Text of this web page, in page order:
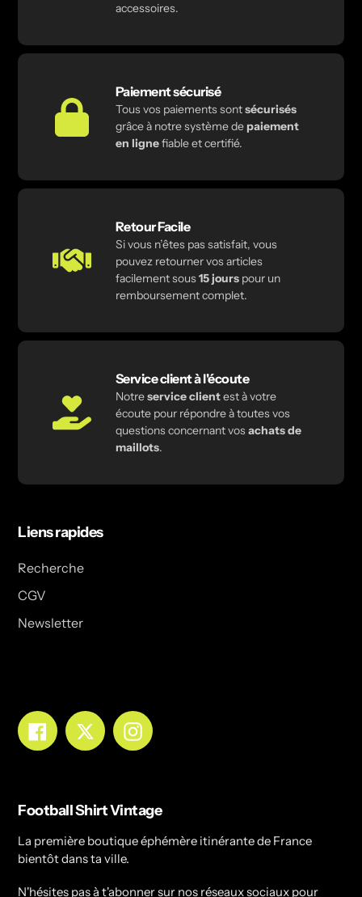
accessoires.
Paiement sécurisé
Tous vos paiements sontsécurisés
grâce à notre système depaiement
en lignefiable et certifié.
Retour Facile
Si vous n’êtes pas satisfait, vous
pouvez retourner vos articles
facilement sous15 jourspour un
remboursement complet.
Service client à l'écoute
Notreservice clientest à votre
écoute pour répondre à toutes vos
questions concernant vosachats de
maillots.
Liens rapides
Recherche
CGV
Newsletter
FacebookTwitterInstagram
Football Shirt Vintage
La première boutique éphémère itinérante de France
bientôt dans ta ville.
N'hésites pas à t'abonner sur nos réseaux sociaux pour